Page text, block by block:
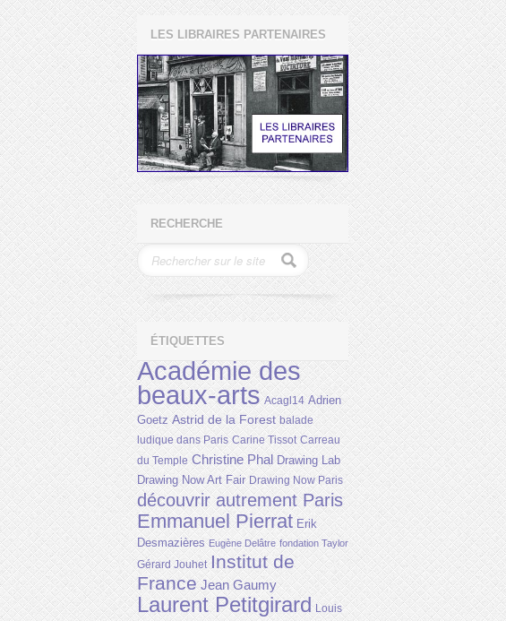
LES LIBRAIRES PARTENAIRES
RECHERCHE
ÉTIQUETTES
Académie des
beaux-arts Acagl14 Adrien
Goetz Astrid de la Forest balade
ludique dans Paris Carine Tissot Carreau
du Temple Christine Phal Drawing Lab
Drawing Now Art Fair Drawing Now Paris
découvrir autrement Paris
Emmanuel Pierrat Erik
Desmazières Eugène Delâtre fondation Taylor
Gérard Jouhet Institut de
France Jean Gaumy
Laurent Petitgirard Louis